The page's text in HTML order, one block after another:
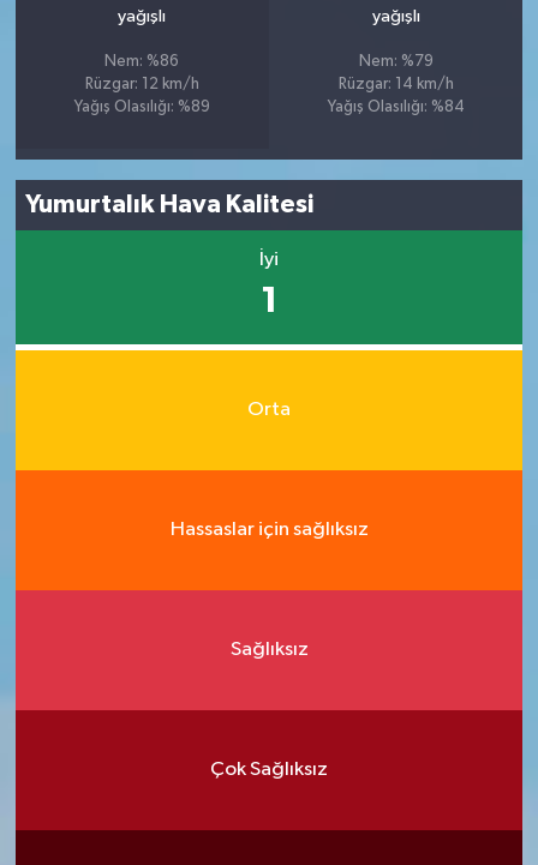
yağışlı
Nem: %86
Rüzgar: 12 km/h
Yağış Olasılığı: %89
yağışlı
Nem: %79
Rüzgar: 14 km/h
Yağış Olasılığı: %84
Yumurtalık Hava Kalitesi
İyi
1
Orta
Hassaslar için sağlıksız
Sağlıksız
Çok Sağlıksız